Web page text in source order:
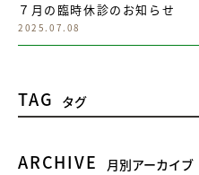
７月の臨時休診のお知らせ
2025.07.08
TAG タグ
ARCHIVE 月別アーカイブ